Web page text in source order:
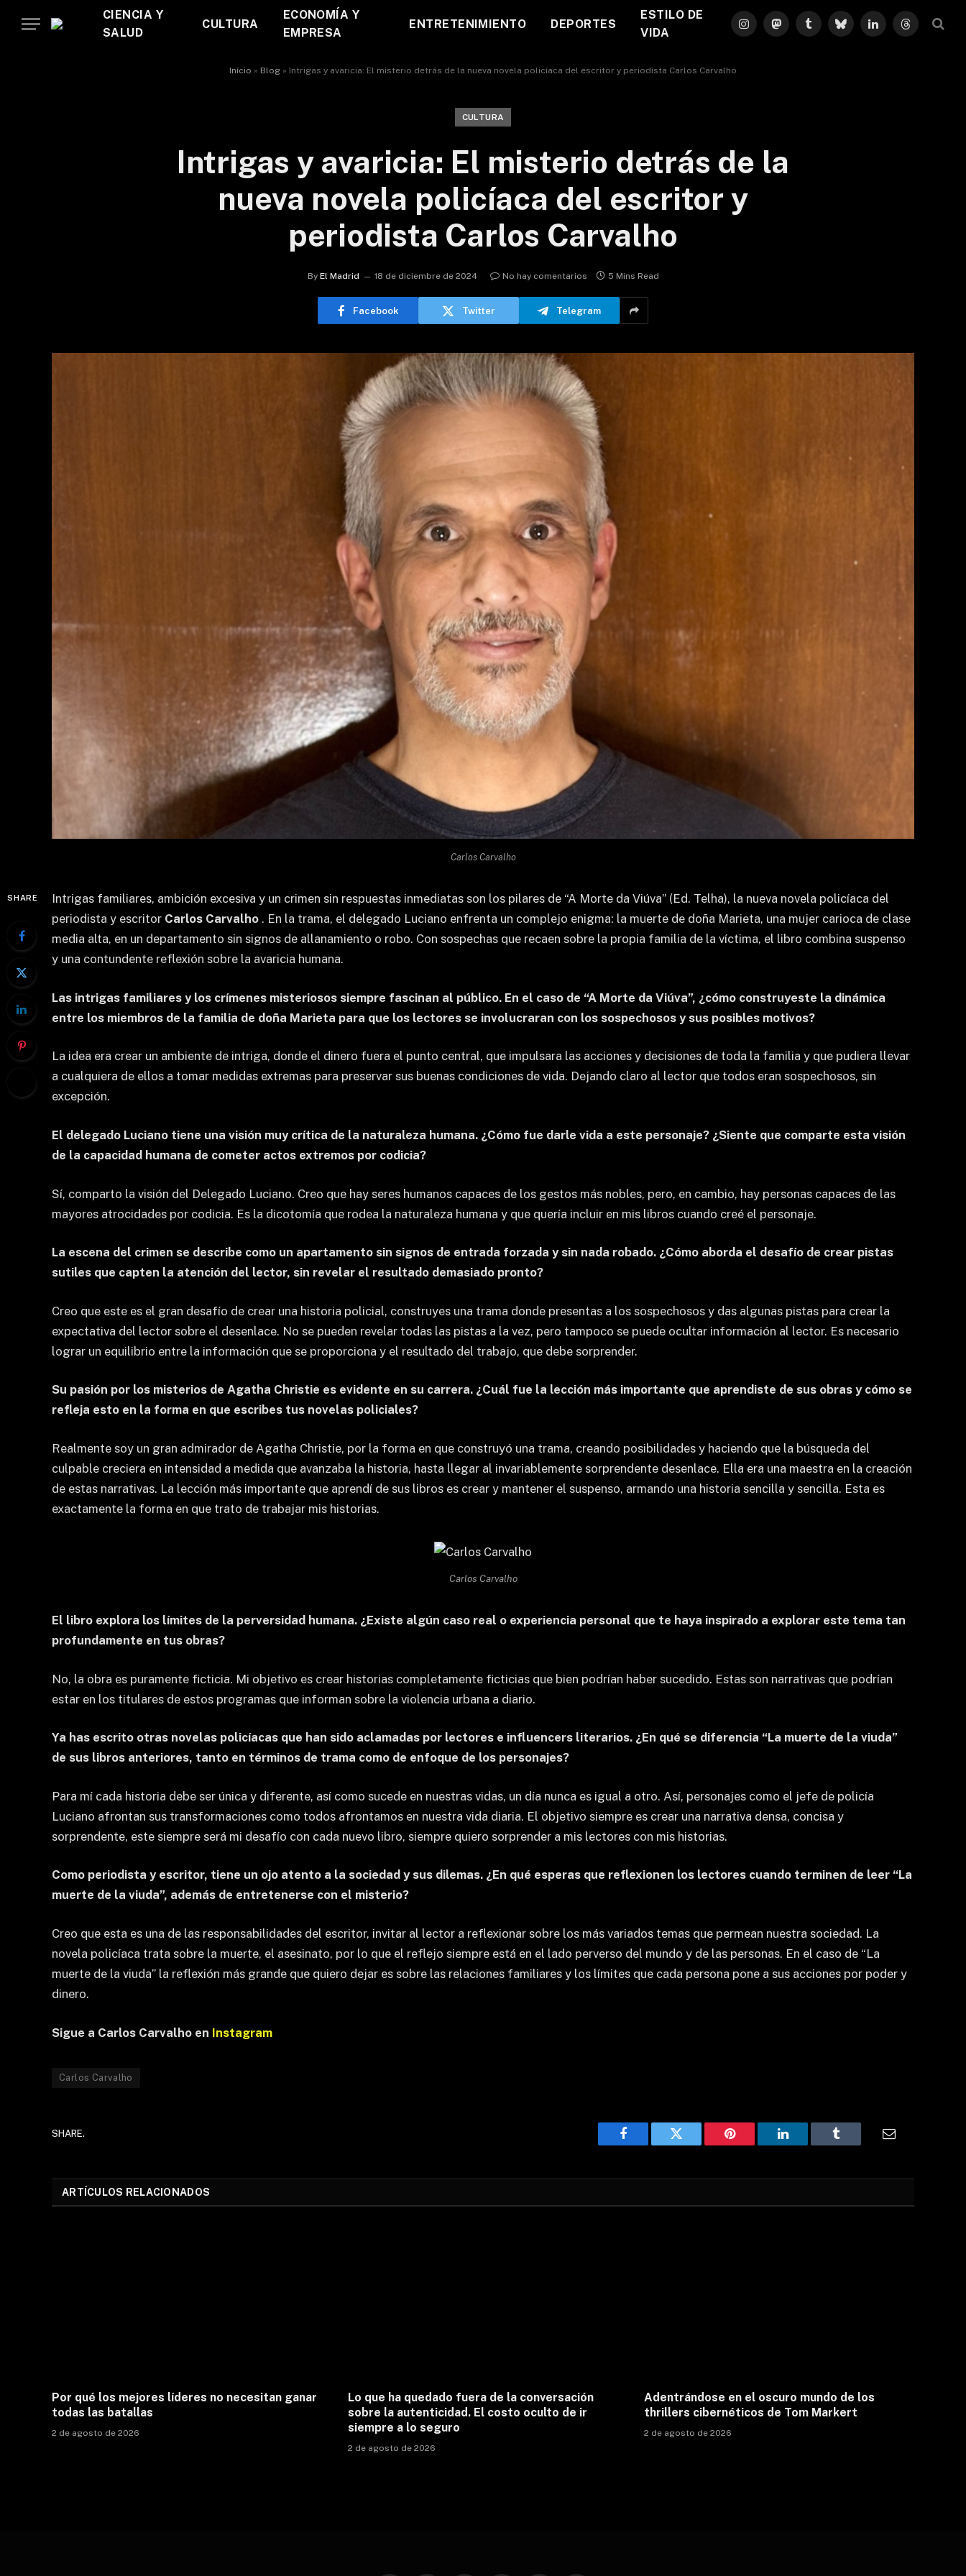
CIENCIA Y
SALUD
CULTURA
ECONOMÍA Y
EMPRESA
ENTRETENIMIENTO DEPORTES
ESTILO DE
VIDA
InstagramMastodonTumblrBlueskyLinkedInThreads
Início » Blog » Intrigas y avaricia: El misterio detrás de la nueva novela policíaca del escritor y periodista Carlos Carvalho
CULTURA
Intrigas y avaricia: El misterio detrás de la
nueva novela policíaca del escritor y
periodista Carlos Carvalho
By El Madrid 18 de diciembre de 2024 No hay comentarios 5 Mins Read
Facebook Twitter Telegram
Carlos Carvalho
SHARE
Intrigas familiares, ambición excesiva y un crimen sin respuestas inmediatas son los pilares de “A Morte da Viúva” (Ed. Telha), la nueva novela policíaca del
periodista y escritor Carlos Carvalho . En la trama, el delegado Luciano enfrenta un complejo enigma: la muerte de doña Marieta, una mujer carioca de clase
media alta, en un departamento sin signos de allanamiento o robo. Con sospechas que recaen sobre la propia familia de la víctima, el libro combina suspenso
y una contundente reflexión sobre la avaricia humana.
Las intrigas familiares y los crímenes misteriosos siempre fascinan al público. En el caso de “A Morte da Viúva”, ¿cómo construyeste la dinámica
entre los miembros de la familia de doña Marieta para que los lectores se involucraran con los sospechosos y sus posibles motivos?
La idea era crear un ambiente de intriga, donde el dinero fuera el punto central, que impulsara las acciones y decisiones de toda la familia y que pudiera llevar
a cualquiera de ellos a tomar medidas extremas para preservar sus buenas condiciones de vida. Dejando claro al lector que todos eran sospechosos, sin
excepción.
El delegado Luciano tiene una visión muy crítica de la naturaleza humana. ¿Cómo fue darle vida a este personaje? ¿Siente que comparte esta visión
de la capacidad humana de cometer actos extremos por codicia?
Sí, comparto la visión del Delegado Luciano. Creo que hay seres humanos capaces de los gestos más nobles, pero, en cambio, hay personas capaces de las
mayores atrocidades por codicia. Es la dicotomía que rodea la naturaleza humana y que quería incluir en mis libros cuando creé el personaje.
La escena del crimen se describe como un apartamento sin signos de entrada forzada y sin nada robado. ¿Cómo aborda el desafío de crear pistas
sutiles que capten la atención del lector, sin revelar el resultado demasiado pronto?
Creo que este es el gran desafío de crear una historia policial, construyes una trama donde presentas a los sospechosos y das algunas pistas para crear la
expectativa del lector sobre el desenlace. No se pueden revelar todas las pistas a la vez, pero tampoco se puede ocultar información al lector. Es necesario
lograr un equilibrio entre la información que se proporciona y el resultado del trabajo, que debe sorprender.
Su pasión por los misterios de Agatha Christie es evidente en su carrera. ¿Cuál fue la lección más importante que aprendiste de sus obras y cómo se
refleja esto en la forma en que escribes tus novelas policiales?
Realmente soy un gran admirador de Agatha Christie, por la forma en que construyó una trama, creando posibilidades y haciendo que la búsqueda del
culpable creciera en intensidad a medida que avanzaba la historia, hasta llegar al invariablemente sorprendente desenlace. Ella era una maestra en la creación
de estas narrativas. La lección más importante que aprendí de sus libros es crear y mantener el suspenso, armando una historia sencilla y sencilla. Esta es
exactamente la forma en que trato de trabajar mis historias.
Carlos Carvalho
El libro explora los límites de la perversidad humana. ¿Existe algún caso real o experiencia personal que te haya inspirado a explorar este tema tan
profundamente en tus obras?
No, la obra es puramente ficticia. Mi objetivo es crear historias completamente ficticias que bien podrían haber sucedido. Estas son narrativas que podrían
estar en los titulares de estos programas que informan sobre la violencia urbana a diario.
Ya has escrito otras novelas policíacas que han sido aclamadas por lectores e influencers literarios. ¿En qué se diferencia “La muerte de la viuda”
de sus libros anteriores, tanto en términos de trama como de enfoque de los personajes?
Para mí cada historia debe ser única y diferente, así como sucede en nuestras vidas, un día nunca es igual a otro. Así, personajes como el jefe de policía
Luciano afrontan sus transformaciones como todos afrontamos en nuestra vida diaria. El objetivo siempre es crear una narrativa densa, concisa y
sorprendente, este siempre será mi desafío con cada nuevo libro, siempre quiero sorprender a mis lectores con mis historias.
Como periodista y escritor, tiene un ojo atento a la sociedad y sus dilemas. ¿En qué esperas que reflexionen los lectores cuando terminen de leer “La
muerte de la viuda”, además de entretenerse con el misterio?
Creo que esta es una de las responsabilidades del escritor, invitar al lector a reflexionar sobre los más variados temas que permean nuestra sociedad. La
novela policíaca trata sobre la muerte, el asesinato, por lo que el reflejo siempre está en el lado perverso del mundo y de las personas. En el caso de “La
muerte de la viuda” la reflexión más grande que quiero dejar es sobre las relaciones familiares y los límites que cada persona pone a sus acciones por poder y
dinero.
Sigue a Carlos Carvalho en Instagram
Carlos Carvalho
SHARE.
Facebook Twitter Pinterest LinkedIn Tumblr Email
ARTÍCULOS RELACIONADOS
Por qué los mejores líderes no necesitan ganar
todas las batallas
2 de agosto de 2026
Lo que ha quedado fuera de la conversación
sobre la autenticidad. El costo oculto de ir
siempre a lo seguro
2 de agosto de 2026
Adentrándose en el oscuro mundo de los
thrillers cibernéticos de Tom Markert
2 de agosto de 2026